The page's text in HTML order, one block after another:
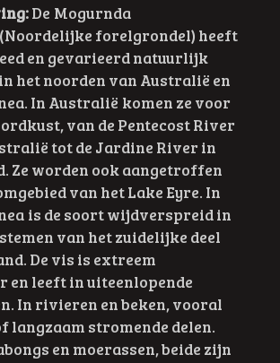
De Mogurnda
forelgrondel) heeft
en gevarieerd natuurlijk
het noorden van Australië en
In Australië komen ze voor
van de Pentecost River
tot de Jardine River in
Ze worden ook aangetroffen
van het Lake Eyre. In
is de soort wijdverspreid in
van het zuidelijke deel
De vis is extreem
en leeft in uiteenlopende
In rivieren en beken, vooral
langzaam stromende delen.
en moerassen, beide zijn